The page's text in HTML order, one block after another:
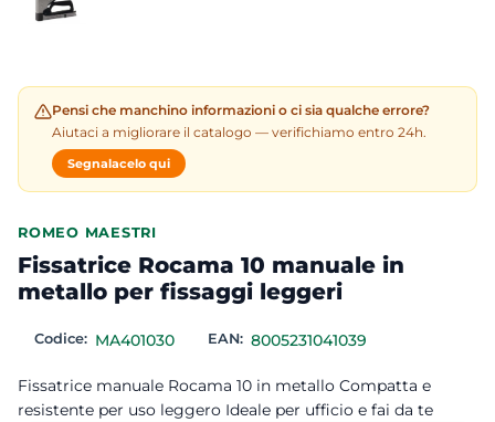
Pensi che manchino informazioni o ci sia qualche errore?
Aiutaci a migliorare il catalogo — verifichiamo entro 24h.
Segnalacelo qui
ROMEO MAESTRI
Fissatrice Rocama 10 manuale in
metallo per fissaggi leggeri
Codice: MA401030 EAN: 8005231041039
Fissatrice manuale Rocama 10 in metallo Compatta e
resistente per uso leggero Ideale per ufficio e fai da te